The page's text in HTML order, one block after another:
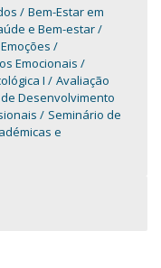
Bem-Estar em
e Bem-estar
Emocionais
I
Avaliação
Desenvolvimento
Seminário de
e